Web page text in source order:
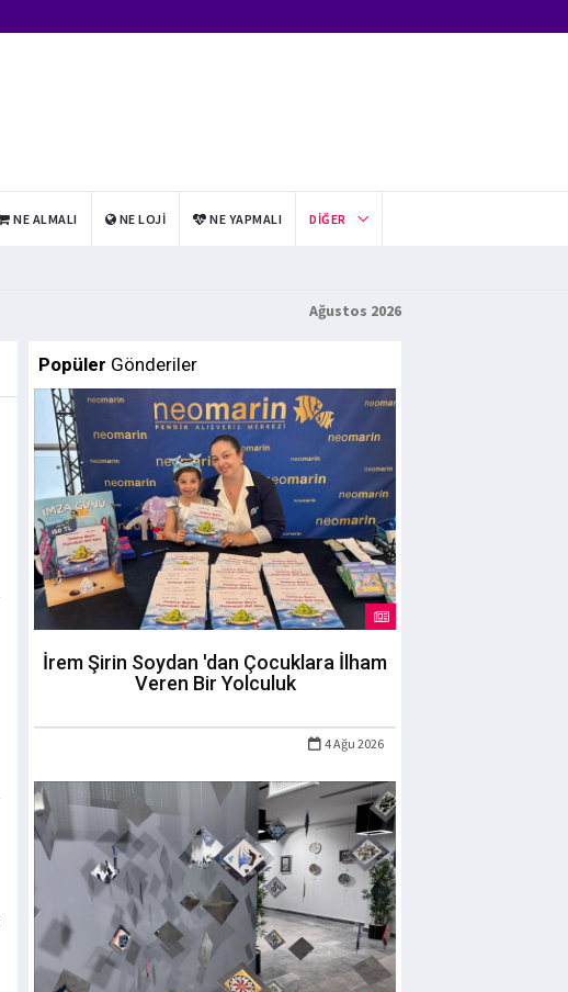
NE ALMALI NE LOJI NE YAPMALI DIĞER
Ağustos 2026
Popüler Gönderiler
İrem Şirin Soydan 'dan Çocuklara İlham
Veren Bir Yolculuk
4 Ağu 2026